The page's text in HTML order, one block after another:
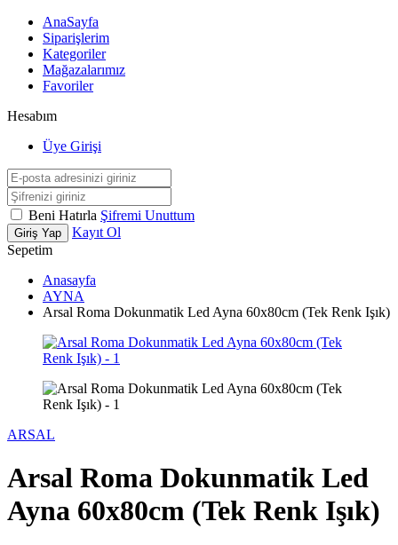
AnaSayfa
Siparişlerim
Kategoriler
Mağazalarımız
Favoriler
Hesabım
Üye Girişi
Beni Hatırla Şifremi Unuttum
Giriş Yap
Kayıt Ol
Sepetim
Anasayfa
AYNA
Arsal Roma Dokunmatik Led Ayna 60x80cm (Tek Renk Işık)
ARSAL
Arsal Roma Dokunmatik Led
Ayna 60x80cm (Tek Renk Işık)